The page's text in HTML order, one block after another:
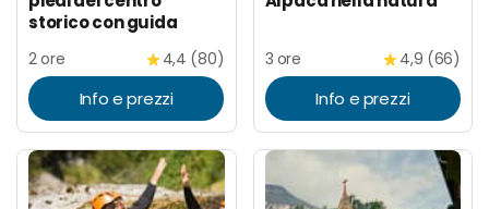
storico con guida
2 ore 4,4 (80)
Info e prezzi
3 ore 4,9 (66)
Info e prezzi